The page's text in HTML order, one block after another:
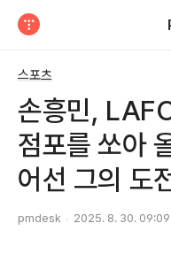
스포츠
손흥민,
점포를 쏘아
어선 그의 도
pmdesk 2025. 8. 30. 09:09